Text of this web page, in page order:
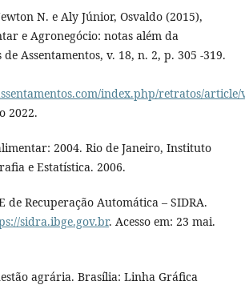
N. e Aly Júnior, Osvaldo (2015),
e Agronegócio: notas além da
Assentamentos, v. 18, n. 2, p. 305 -319.
index.php/retratos/article/
2022.
2004. Rio de Janeiro, Instituto
e Estatística. 2006.
de Recuperação Automática – SIDRA.
sidra.ibge.gov.br. Acesso em: 23 mai.
agrária. Brasília: Linha Gráfica